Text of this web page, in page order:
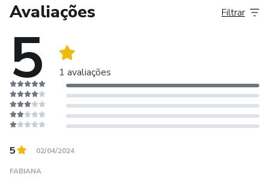
Avaliações
5 1 avaliações
Filtrar
5 02/04/2024
FABIANA